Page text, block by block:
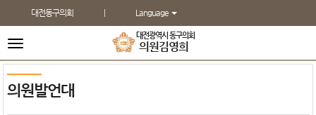
대전동구의회 Language
전
메
뉴
대전광역시 동구의회
김영희
의원
의원발언대